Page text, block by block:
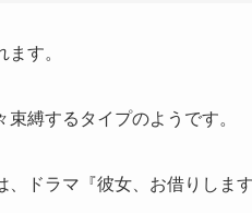
ます。
束縛するタイプのようです。
、ドラマ『彼女、お借りしま